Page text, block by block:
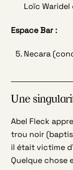
Loïc Waridel
Espace Bar :
Necara
Une
Abel Fleck
trou noir
il était victime
Quelque chose